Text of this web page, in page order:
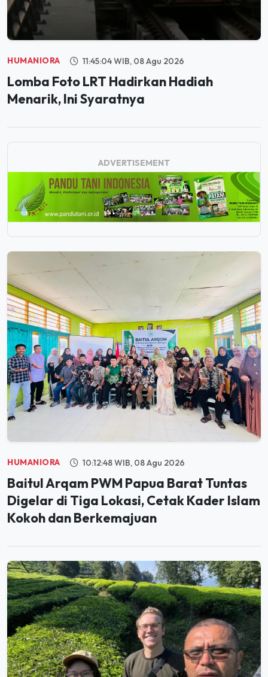
HUMANIORA 11:45:04 WIB, 08 Agu 2026
Lomba Foto LRT Hadirkan Hadiah
Menarik, Ini Syaratnya
ADVERTISEMENT
HUMANIORA 10:12:48 WIB, 08 Agu 2026
Baitul Arqam PWM Papua Barat Tuntas
Digelar di Tiga Lokasi, Cetak Kader Islam
Kokoh dan Berkemajuan